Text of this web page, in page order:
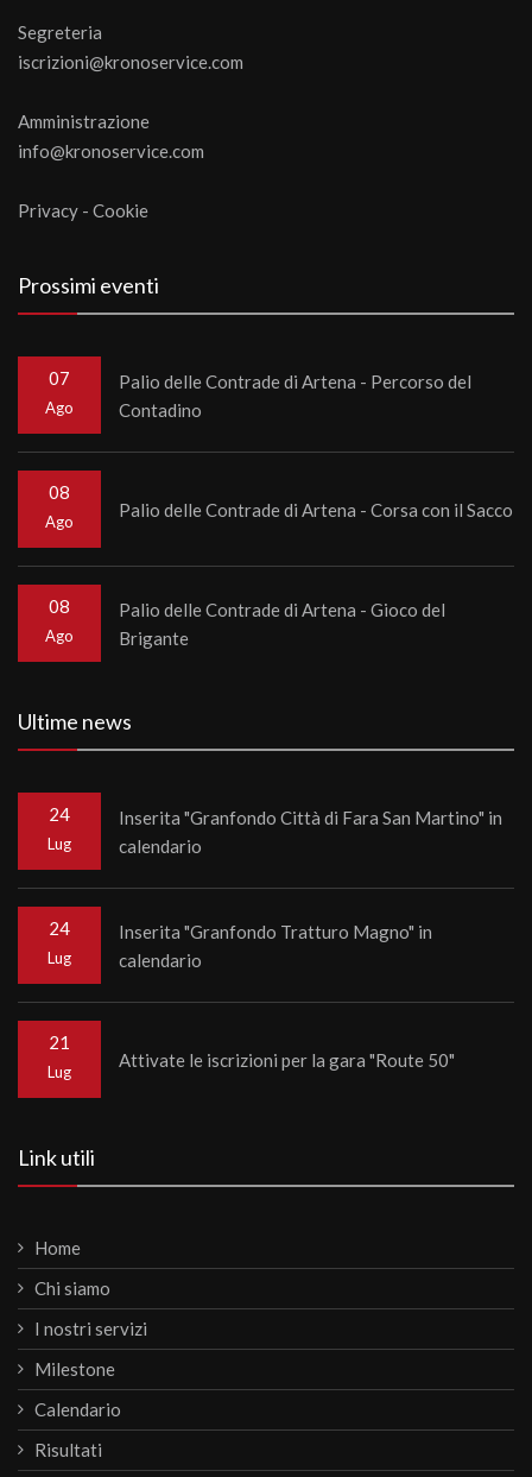
Segreteria
iscrizioni@kronoservice.com
Amministrazione
info@kronoservice.com
Privacy - Cookie
Prossimi eventi
07
Ago
Palio delle Contrade di Artena - Percorso del
Contadino
08
Ago
Palio delle Contrade di Artena - Corsa con il Sacco
08
Ago
Palio delle Contrade di Artena - Gioco del
Brigante
Ultime news
24
Lug
Inserita "Granfondo Città di Fara San Martino" in
calendario
24
Lug
Inserita "Granfondo Tratturo Magno" in
calendario
21
Lug
Attivate le iscrizioni per la gara "Route 50"
Link utili
Home
Chi siamo
I nostri servizi
Milestone
Calendario
Risultati